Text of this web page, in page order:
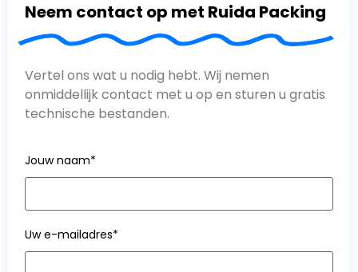
Neem contact op met Ruida Packing
Vertel ons wat u nodig hebt. Wij nemen
onmiddellijk contact met u op en sturen u gratis
technische bestanden.
Jouw naam*
Uw e-mailadres*